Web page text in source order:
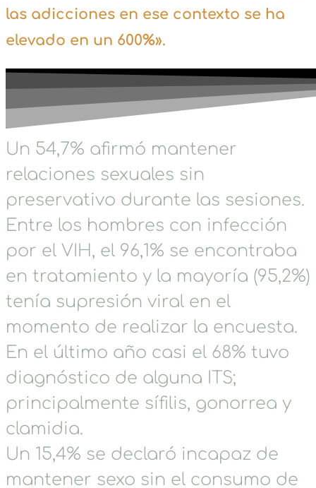
las adicciones en ese contexto se ha
elevado en un 600%».
Un 54,7% afirmó mantener
relaciones sexuales sin
preservativo durante las sesiones.
Entre los hombres con infección
por el VIH, el 96,1% se encontraba
en tratamiento y la mayoría (95,2%)
tenía supresión viral en el
momento de realizar la encuesta.
En el último año casi el 68% tuvo
diagnóstico de alguna ITS;
principalmente sífilis, gonorrea y
clamidia.
Un 15,4% se declaró incapaz de
mantener sexo sin el consumo de